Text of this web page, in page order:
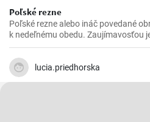
Poľské rezne
Poľské rezne alebo ináč povedané
k nedeľnému obedu. Zaujímavosťou
strúhanke a až následne vo vajíčku.
lucia.priedhorska